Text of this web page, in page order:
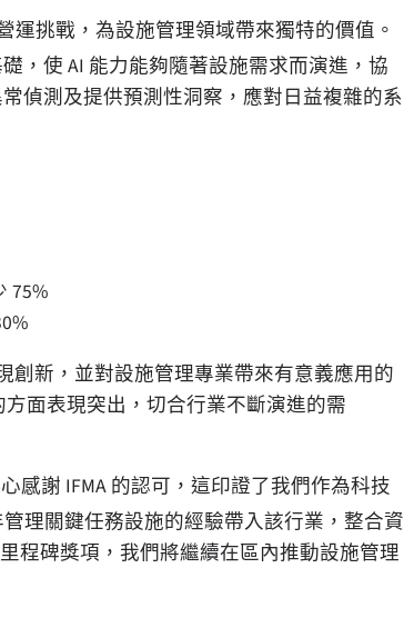
運挑戰，為設施管理領域帶來獨特的價值。
，使 AI 能力能夠隨著設施需求而演進，協
偵測及提供預測性洞察，應對日益複雜的系
75%
創新，並對設施管理專業帶來有意義應用的
方面表現突出，切合行業不斷演進的需
感謝 IFMA 的認可，這印證了我們作為科技
管理關鍵任務設施的經驗帶入該行業，整合資
程碑獎項，我們將繼續在區內推動設施管理